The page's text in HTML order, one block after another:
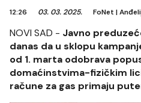
12:26 03. 03. 2025. FoNet |
NOVI SAD - Javno
danas da u sklopu
od 1. marta odobrava
domaćinstvima-fizičkim
račune za gas primaju